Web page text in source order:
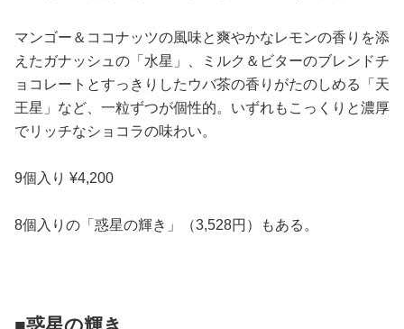
マンゴー＆ココナッツの風味と爽やかなレモンの香りを添
えたガナッシュの「水星」、ミルク＆ビターのブレンドチ
ョコレートとすっきりしたウバ茶の香りがたのしめる「天
王星」など、一粒ずつが個性的。いずれもこっくりと濃厚
でリッチなショコラの味わい。
9個入り ¥4,200
8個入りの「惑星の輝き」（3,528円）もある。